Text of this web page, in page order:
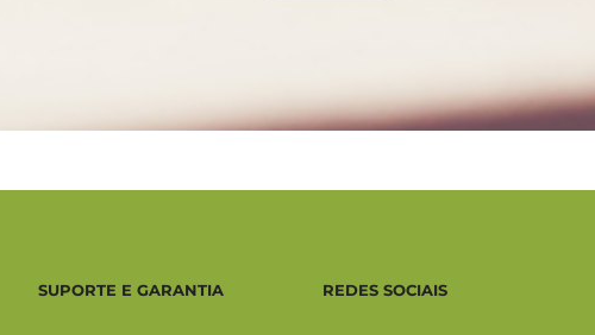
SUPORTE E GARANTIA REDES SOCIAIS